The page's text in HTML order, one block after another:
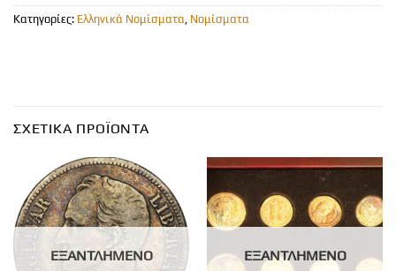
Κατηγορίες: Ελληνικά Νομίσματα Νομίσματα
ΣΧΕΤΙΚΆ ΠΡΟΪΌΝΤΑ
ΕΞΑΝΤΛΗΜΈΝΟ ΕΞΑΝΤΛΗΜΈΝΟ